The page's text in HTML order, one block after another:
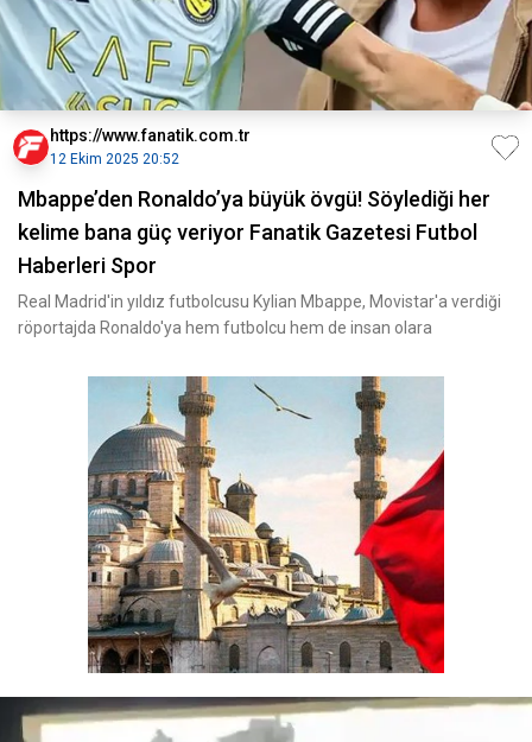
https://www.fanatik.com.tr
12 Ekim 2025 20:52
Mbappe’den Ronaldo’ya büyük övgü! Söylediği her
kelime bana güç veriyor Fanatik Gazetesi Futbol
Haberleri Spor
Real Madrid'in yıldız futbolcusu Kylian Mbappe, Movistar'a verdiği
röportajda Ronaldo'ya hem futbolcu hem de insan olara